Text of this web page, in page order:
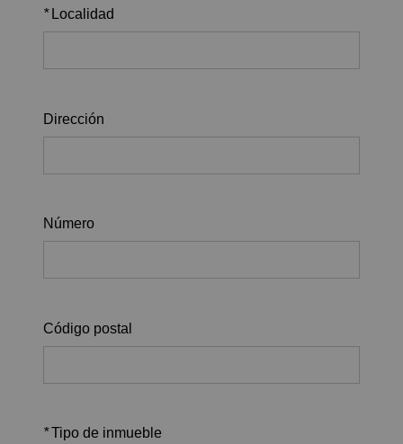
* Localidad
Dirección
Número
Código postal
*Tipo de inmueble